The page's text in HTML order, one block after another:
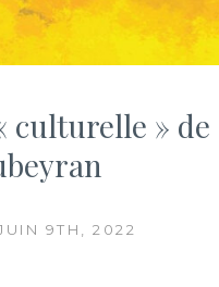
culturelle » de
9TH, 2022